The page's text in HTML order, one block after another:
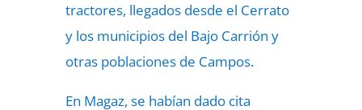
tractores, llegados desde el Cerrato
y los municipios del Bajo Carrión y
otras poblaciones de Campos.
En Magaz, se habían dado cita